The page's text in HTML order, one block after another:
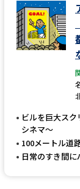
ビルを巨大ス
シネマ～
100メートル道
日常のすき間